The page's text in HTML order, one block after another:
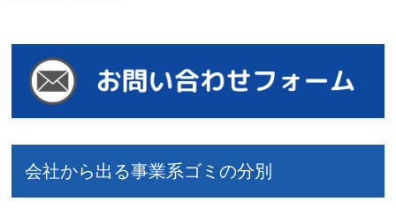
会社から出る事業系ゴミの分別